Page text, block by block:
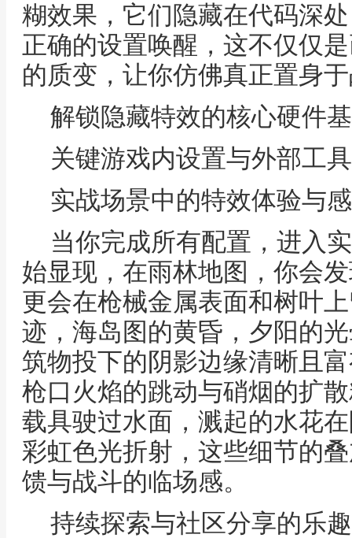
糊效果，它们隐藏在代码深
正确的设置唤醒，这不仅仅
的质变，让你仿佛真正置身
解锁隐藏特效的核心硬件
关键游戏内设置与外部工
实战场景中的特效体验与
当你完成所有配置，进入
始显现，在雨林地图，你会
更会在枪械金属表面和树叶
迹，海岛图的黄昏，夕阳的
筑物投下的阴影边缘清晰且
枪口火焰的跳动与硝烟的扩
载具驶过水面，溅起的水花
彩虹色光折射，这些细节的
馈与战斗的临场感。
持续探索与社区分享的乐趣